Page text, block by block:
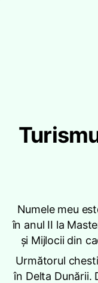
Numele meu
în anul II la
și Mijlocii din
Următorul
în Delta Dunării.